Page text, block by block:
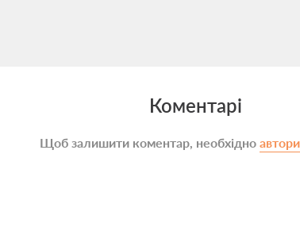
Коментарі
Щоб залишити коментар, необхідно